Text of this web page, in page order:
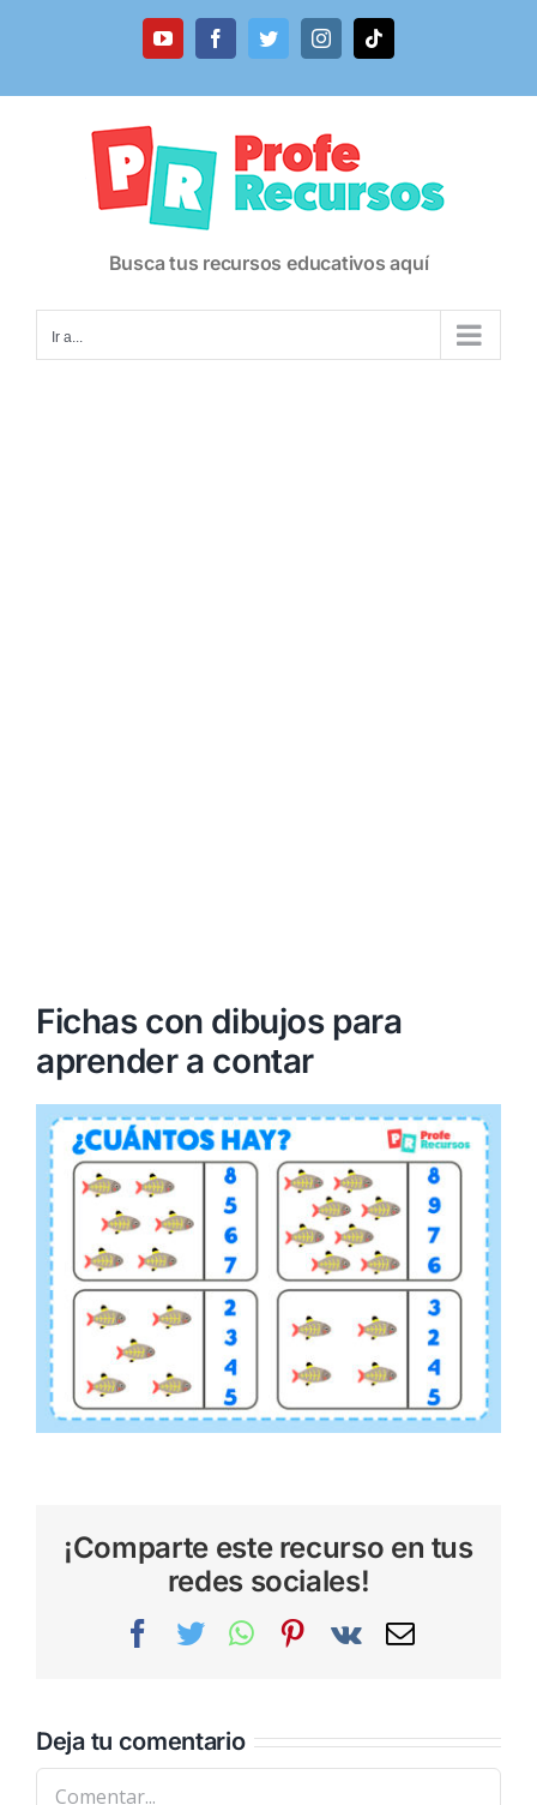
YouTubeFacebookTwitterInstagramTiktok
Busca tus recursos educativos aquí
Ir a...
Fichas con dibujos para
aprender a contar
¡Comparte este recurso en tus
redes sociales!
Facebook
TwitterWhatsAppPinterest
Vk
Correo
Deja tu comentario
Comentar